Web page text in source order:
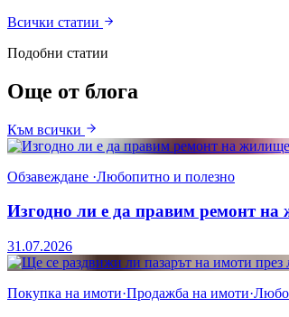
Всички статии
Подобни статии
Още от блога
Към всички
Обзавеждане ·Любопитно и полезно
Изгодно ли е да правим ремонт на
31.07.2026
Покупка на имоти·Продажба на имоти·